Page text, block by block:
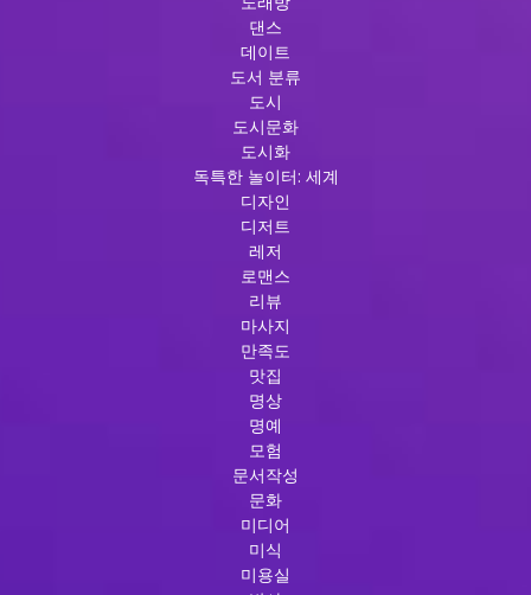
댄스
데이트
도서 분류
도시
도시문화
도시화
독특한 놀이터: 세계
디자인
디저트
레저
로맨스
리뷰
마사지
만족도
맛집
명상
명예
모험
문서작성
문화
미디어
미식
미용실